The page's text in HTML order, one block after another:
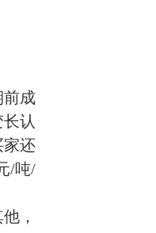
前成
认
家还
/吨/
，